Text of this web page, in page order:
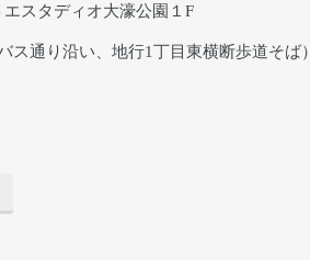
スタディオ大濠公園１F
ス通り沿い、地行1丁目東横断歩道そば）